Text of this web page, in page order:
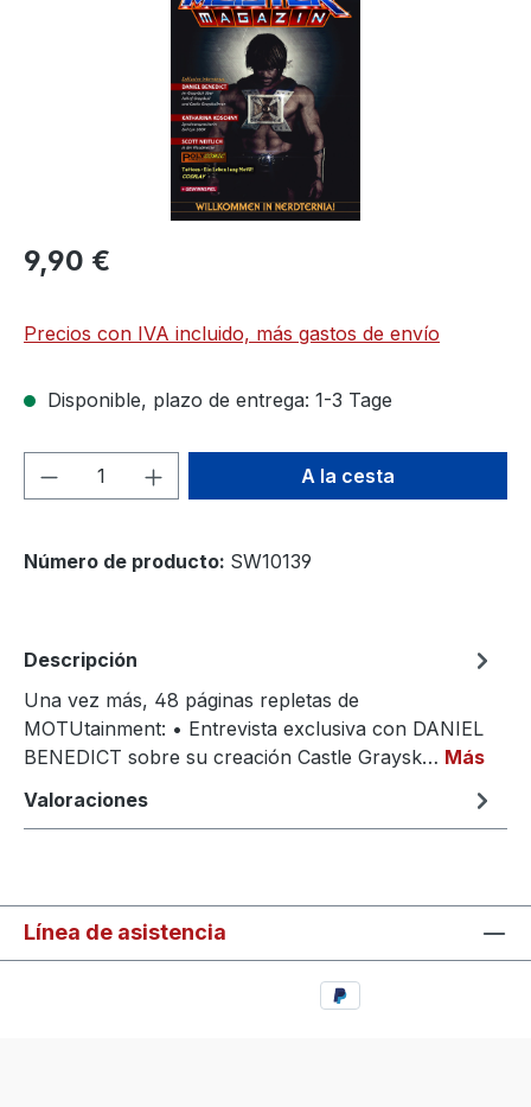
9,90 €
Precios con IVA incluido, más gastos de envío
Disponible, plazo de entrega: 1-3 Tage
Cantidad del producto: introduce la
A la cesta
Número de producto: SW10139
Descripción
Una vez más, 48 páginas repletas de
MOTUtainment: • Entrevista exclusiva con DANIEL
BENEDICT sobre su creación Castle Graysk… Más
Valoraciones
Línea de asistencia